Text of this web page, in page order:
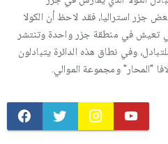
جزر استراليا، فقد لاحظ أن الكولا
تعيش في منطقة جزر واحدة وتنتشر
وفي نطاق هذه الدائرة يتبادلون
"المحار" ومجموعة الموالي.